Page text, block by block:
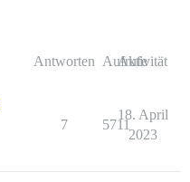
Antworten Aufrufe
Aktivität
7 5711
18. April
2023